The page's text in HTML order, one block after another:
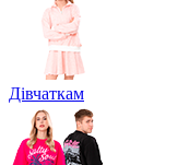
Дівчаткам